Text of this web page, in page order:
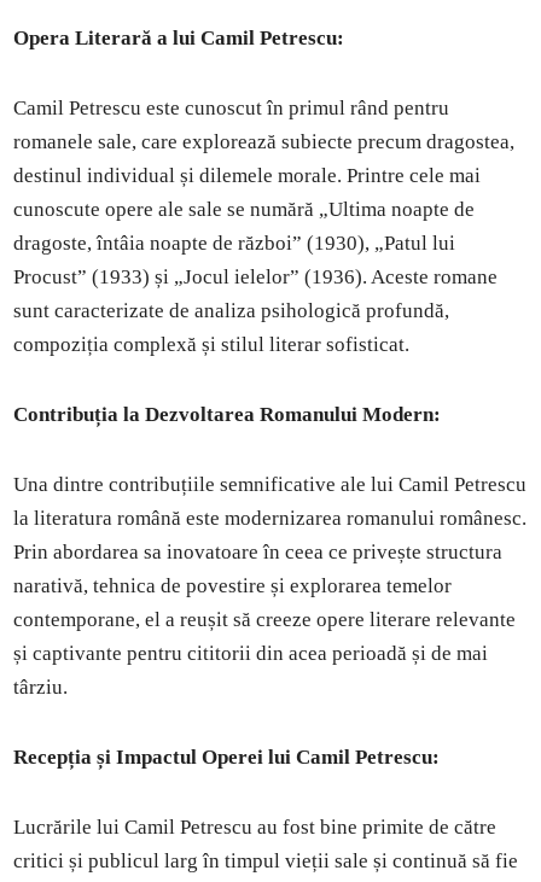
Opera Literară a lui Camil Petrescu:
Camil Petrescu este cunoscut în primul rând pentru
romanele sale, care explorează subiecte precum dragostea,
destinul individual și dilemele morale. Printre cele mai
cunoscute opere ale sale se numără „Ultima noapte de
dragoste, întâia noapte de război” (1930), „Patul lui
Procust” (1933) și „Jocul ielelor” (1936). Aceste romane
sunt caracterizate de analiza psihologică profundă,
compoziția complexă și stilul literar sofisticat.
Contribuția la Dezvoltarea Romanului Modern:
Una dintre contribuțiile semnificative ale lui Camil Petrescu
la literatura română este modernizarea romanului românesc.
Prin abordarea sa inovatoare în ceea ce privește structura
narativă, tehnica de povestire și explorarea temelor
contemporane, el a reușit să creeze opere literare relevante
și captivante pentru cititorii din acea perioadă și de mai
târziu.
Recepția și Impactul Operei lui Camil Petrescu:
Lucrările lui Camil Petrescu au fost bine primite de către
critici și publicul larg în timpul vieții sale și continuă să fie